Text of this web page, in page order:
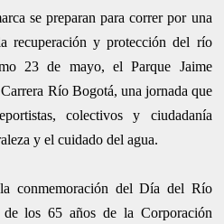
se preparan para correr por una
recuperación y protección del río
23 de mayo, el Parque Jaime
Río Bogotá, una jornada que
colectivos y ciudadanía
y el cuidado del agua.
conmemoración del Día del Río
los 65 años de la Corporación